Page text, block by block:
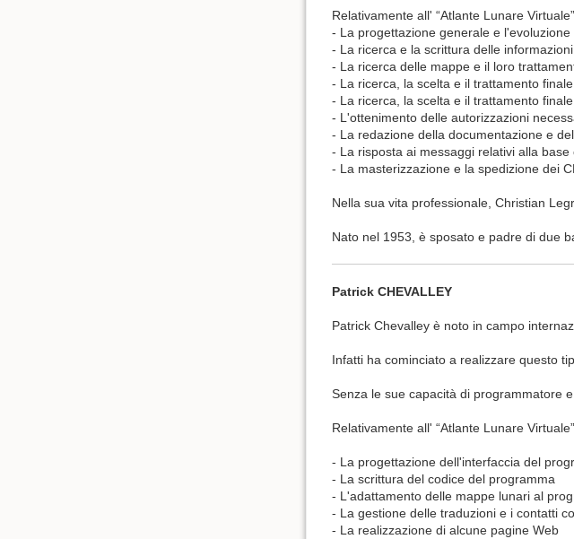
Relativamente all' “Atlante Lunare
- La progettazione generale e l'evoluzione
- La ricerca e la scrittura delle
- La ricerca delle mappe e il loro
- La ricerca, la scelta e il trattamento
- La ricerca, la scelta e il trattamento
- L'ottenimento delle autorizzazioni
- La redazione della documentazione e
- La risposta ai messaggi relativi alla
- La masterizzazione e la spedizione dei
Nella sua vita professionale, Christian
Nato nel 1953, è sposato e padre di due
Patrick CHEVALLEY
Patrick Chevalley è noto in campo
Infatti ha cominciato a realizzare questo
Senza le sue capacità di programmatore
Relativamente all' “Atlante Lunare
- La progettazione dell'interfaccia del
- La scrittura del codice del programma
- L'adattamento delle mappe lunari al
- La gestione delle traduzioni e i contatti
- La realizzazione di alcune pagine Web